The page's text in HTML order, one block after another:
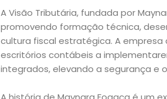
Exclusiva
Homem
Mães
A Visão Tributária, fundada por
promovendo formação técnica,
cultura fiscal estratégica. A
escritórios contábeis a
integrados, elevando a segurança e